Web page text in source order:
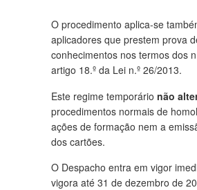
O procedimento aplica-se
aplicadores que prestem prova
conhecimentos nos termos dos
artigo 18.º da Lei n.º 26/2013.
Este regime temporário não
procedimentos normais de
ações de formação nem a
dos cartões.
O Despacho entra em vigor
vigora até 31 de dezembro de